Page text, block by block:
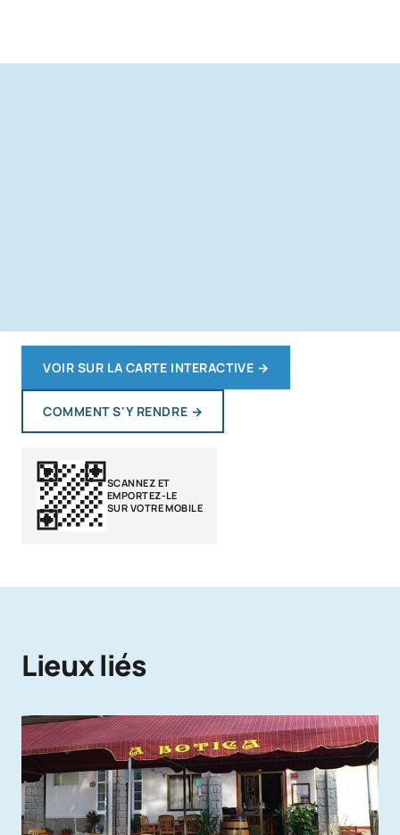
VOIR SUR LA CARTE INTERACTIVE →
COMMENT S'Y RENDRE →
SCANNEZ ET
EMPORTEZ-LE
SUR VOTRE MOBILE
Lieux liés